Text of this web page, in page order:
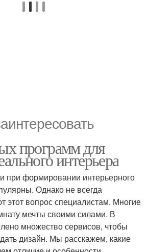
программ для
интерьера
при формировании интерьерного
Однако не всегда
этот вопрос специалистам. Многие
мечты своими силами. В
множество сервисов, чтобы
дизайн. Мы расскажем, какие